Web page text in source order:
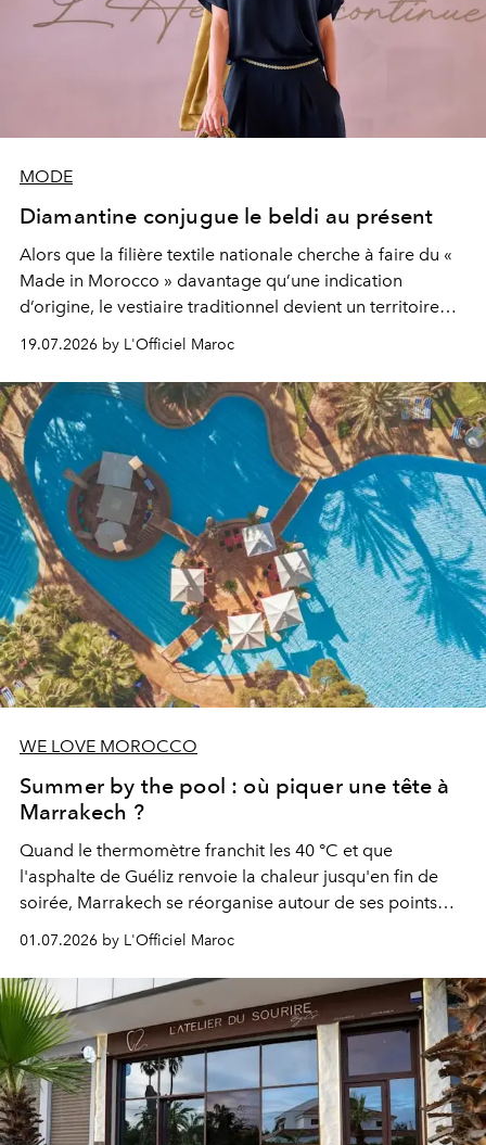
MODE
Diamantine conjugue le beldi au présent
Alors que la filière textile nationale cherche à faire du «
Made in Morocco » davantage qu’une indication
d’origine, le vestiaire traditionnel devient un territoire
d’expérimentation. Avec Néo Beldi, Diamantine en
révise les proportions et les usages pour l’inscrire dans
le quotidien contemporain, sans effacer la culture du
vêtement dont il procède.
19.07.2026 by L'Officiel Maroc
WE LOVE MOROCCO
Summer by the pool : où piquer une tête à
Marrakech ?
Quand le thermomètre franchit les 40 °C et que
l'asphalte de Guéliz renvoie la chaleur jusqu'en fin de
soirée, Marrakech se réorganise autour de ses points
d'eau. À l'Hivernage, le Es Saadi Marrakech Resort ouvre
les portes de son parc de huit hectares et de sa piscine
lagon de 2 400 m² avec trois formules Palace Day Pass
qui permettent d'y passer la journée.
01.07.2026 by L'Officiel Maroc